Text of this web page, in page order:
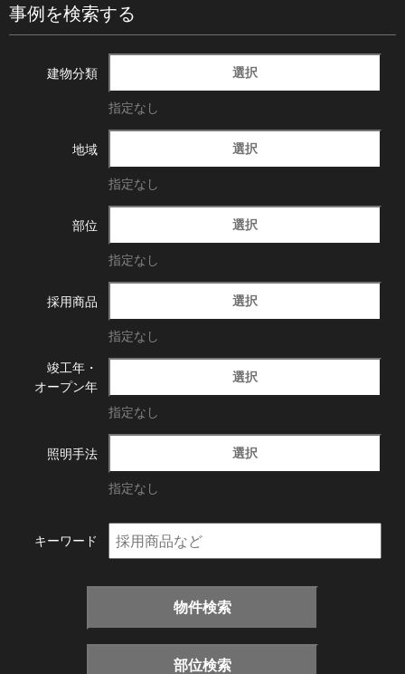
事例を検索する
建物分類 選択
指定なし
地域 選択
指定なし
部位 選択
指定なし
採用商品 選択
指定なし
竣工年・
オープン年
選択
指定なし
照明手法 選択
指定なし
キーワード
物件検索
部位検索